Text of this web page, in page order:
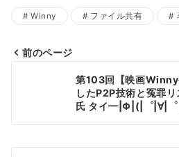
Winny ファイル共有
ナ
ビ
前のページ
第103回【映画Winny
したP2P技術と冤罪
氏 タイ━|Φ|(|゜|∀|